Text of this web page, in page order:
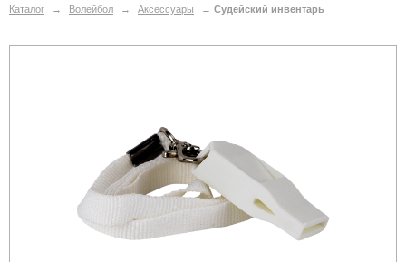
Каталог → Волейбол → Аксессуары → Судейский инвентарь